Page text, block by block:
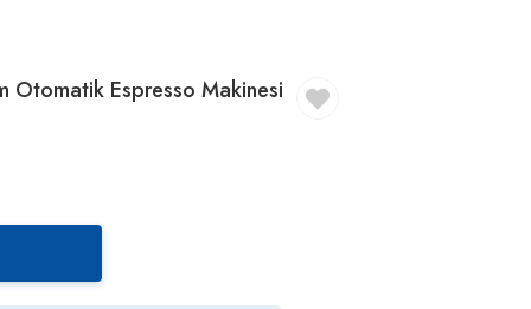
Otomatik Espresso Makinesi